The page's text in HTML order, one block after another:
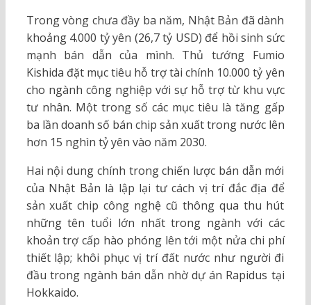
Trong vòng chưa đầy ba năm, Nhật Bản đã dành
khoảng 4.000 tỷ yên (26,7 tỷ USD) để hồi sinh sức
mạnh bán dẫn của mình. Thủ tướng Fumio
Kishida đặt mục tiêu hỗ trợ tài chính 10.000 tỷ yên
cho ngành công nghiệp với sự hỗ trợ từ khu vực
tư nhân. Một trong số các mục tiêu là tăng gấp
ba lần doanh số bán chip sản xuất trong nước lên
hơn 15 nghìn tỷ yên vào năm 2030.
Hai nội dung chính trong chiến lược bán dẫn mới
của Nhật Bản là lập lại tư cách vị trí đắc địa để
sản xuất chip công nghệ cũ thông qua thu hút
những tên tuổi lớn nhất trong ngành với các
khoản trợ cấp hào phóng lên tới một nửa chi phí
thiết lập; khôi phục vị trí đất nước như người đi
đầu trong ngành bán dẫn nhờ dự án Rapidus tại
Hokkaido.